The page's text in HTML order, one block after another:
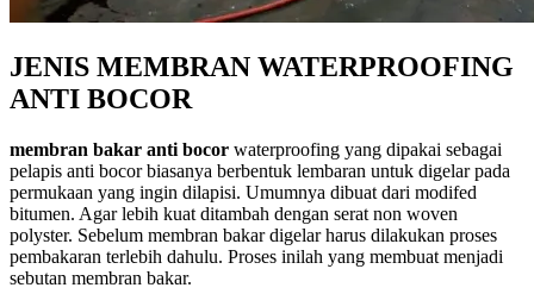
JENIS MEMBRAN WATERPROOFING
ANTI BOCOR
membran bakar anti bocor waterproofing yang dipakai sebagai
pelapis anti bocor biasanya berbentuk lembaran untuk digelar pada
permukaan yang ingin dilapisi. Umumnya dibuat dari modifed
bitumen. Agar lebih kuat ditambah dengan serat non woven
polyster. Sebelum membran bakar digelar harus dilakukan proses
pembakaran terlebih dahulu. Proses inilah yang membuat menjadi
sebutan membran bakar.